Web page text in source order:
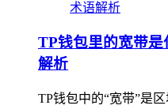
TP钱包里的宽带
解析
TP钱包中的“宽带”是